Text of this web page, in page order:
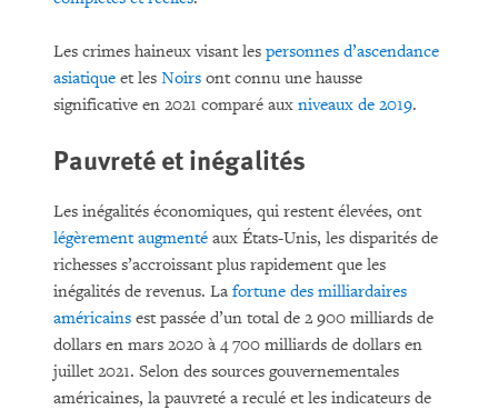
Les crimes haineux visant les personnes d’ascendance
asiatique et les Noirs ont connu une hausse
significative en 2021 comparé aux niveaux de 2019.
Pauvreté et inégalités
Les inégalités économiques, qui restent élevées, ont
légèrement augmenté aux États-Unis, les disparités de
richesses s’accroissant plus rapidement que les
inégalités de revenus. La fortune des milliardaires
américains est passée d’un total de 2 900 milliards de
dollars en mars 2020 à 4 700 milliards de dollars en
juillet 2021. Selon des sources gouvernementales
américaines, la pauvreté a reculé et les indicateurs de